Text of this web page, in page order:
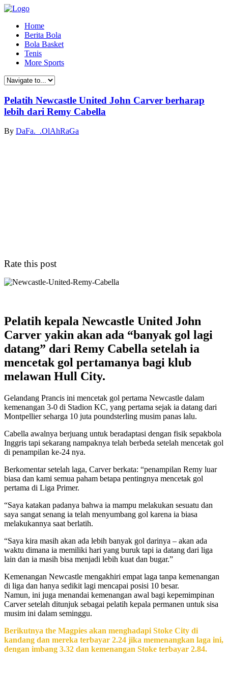
Home
Berita Bola
Bola Basket
Tenis
More Sports
Pelatih Newcastle United John Carver berharap
lebih dari Remy Cabella
By DaFa._.OlAhRaGa
Rate this post
Pelatih kepala Newcastle United John
Carver yakin akan ada “banyak gol lagi
datang” dari Remy Cabella setelah ia
mencetak gol pertamanya bagi klub
melawan Hull City.
Gelandang Prancis ini mencetak gol pertama Newcastle dalam
kemenangan 3-0 di Stadion KC, yang pertama sejak ia datang dari
Montpellier seharga 10 juta poundsterling musim panas lalu.
Cabella awalnya berjuang untuk beradaptasi dengan fisik sepakbola
Inggris tapi sekarang nampaknya telah berbeda setelah mencetak gol
di penampilan ke-24 nya.
Berkomentar setelah laga, Carver berkata: “penampilan Remy luar
biasa dan kami semua paham betapa pentingnya mencetak gol
pertama di Liga Primer.
“Saya katakan padanya bahwa ia mampu melakukan sesuatu dan
saya sangat senang ia telah menyumbang gol karena ia biasa
melakukannya saat berlatih.
“Saya kira masih akan ada lebih banyak gol darinya – akan ada
waktu dimana ia memiliki hari yang buruk tapi ia datang dari liga
lain dan ia masih bisa menjadi lebih kuat dan bugar.”
Kemenangan Newcastle mengakhiri empat laga tanpa kemenangan
di liga dan hanya sedikit lagi mencapai posisi 10 besar.
Namun, ini juga menandai kemenangan awal bagi kepemimpinan
Carver setelah ditunjuk sebagai pelatih kepala permanen untuk sisa
musim ini dalam seminggu.
Berikutnya the Magpies akan menghadapi Stoke City di
kandang dan mereka terbayar 2.24 jika memenangkan laga ini,
dengan imbang 3.32 dan kemenangan Stoke terbayar 2.84.